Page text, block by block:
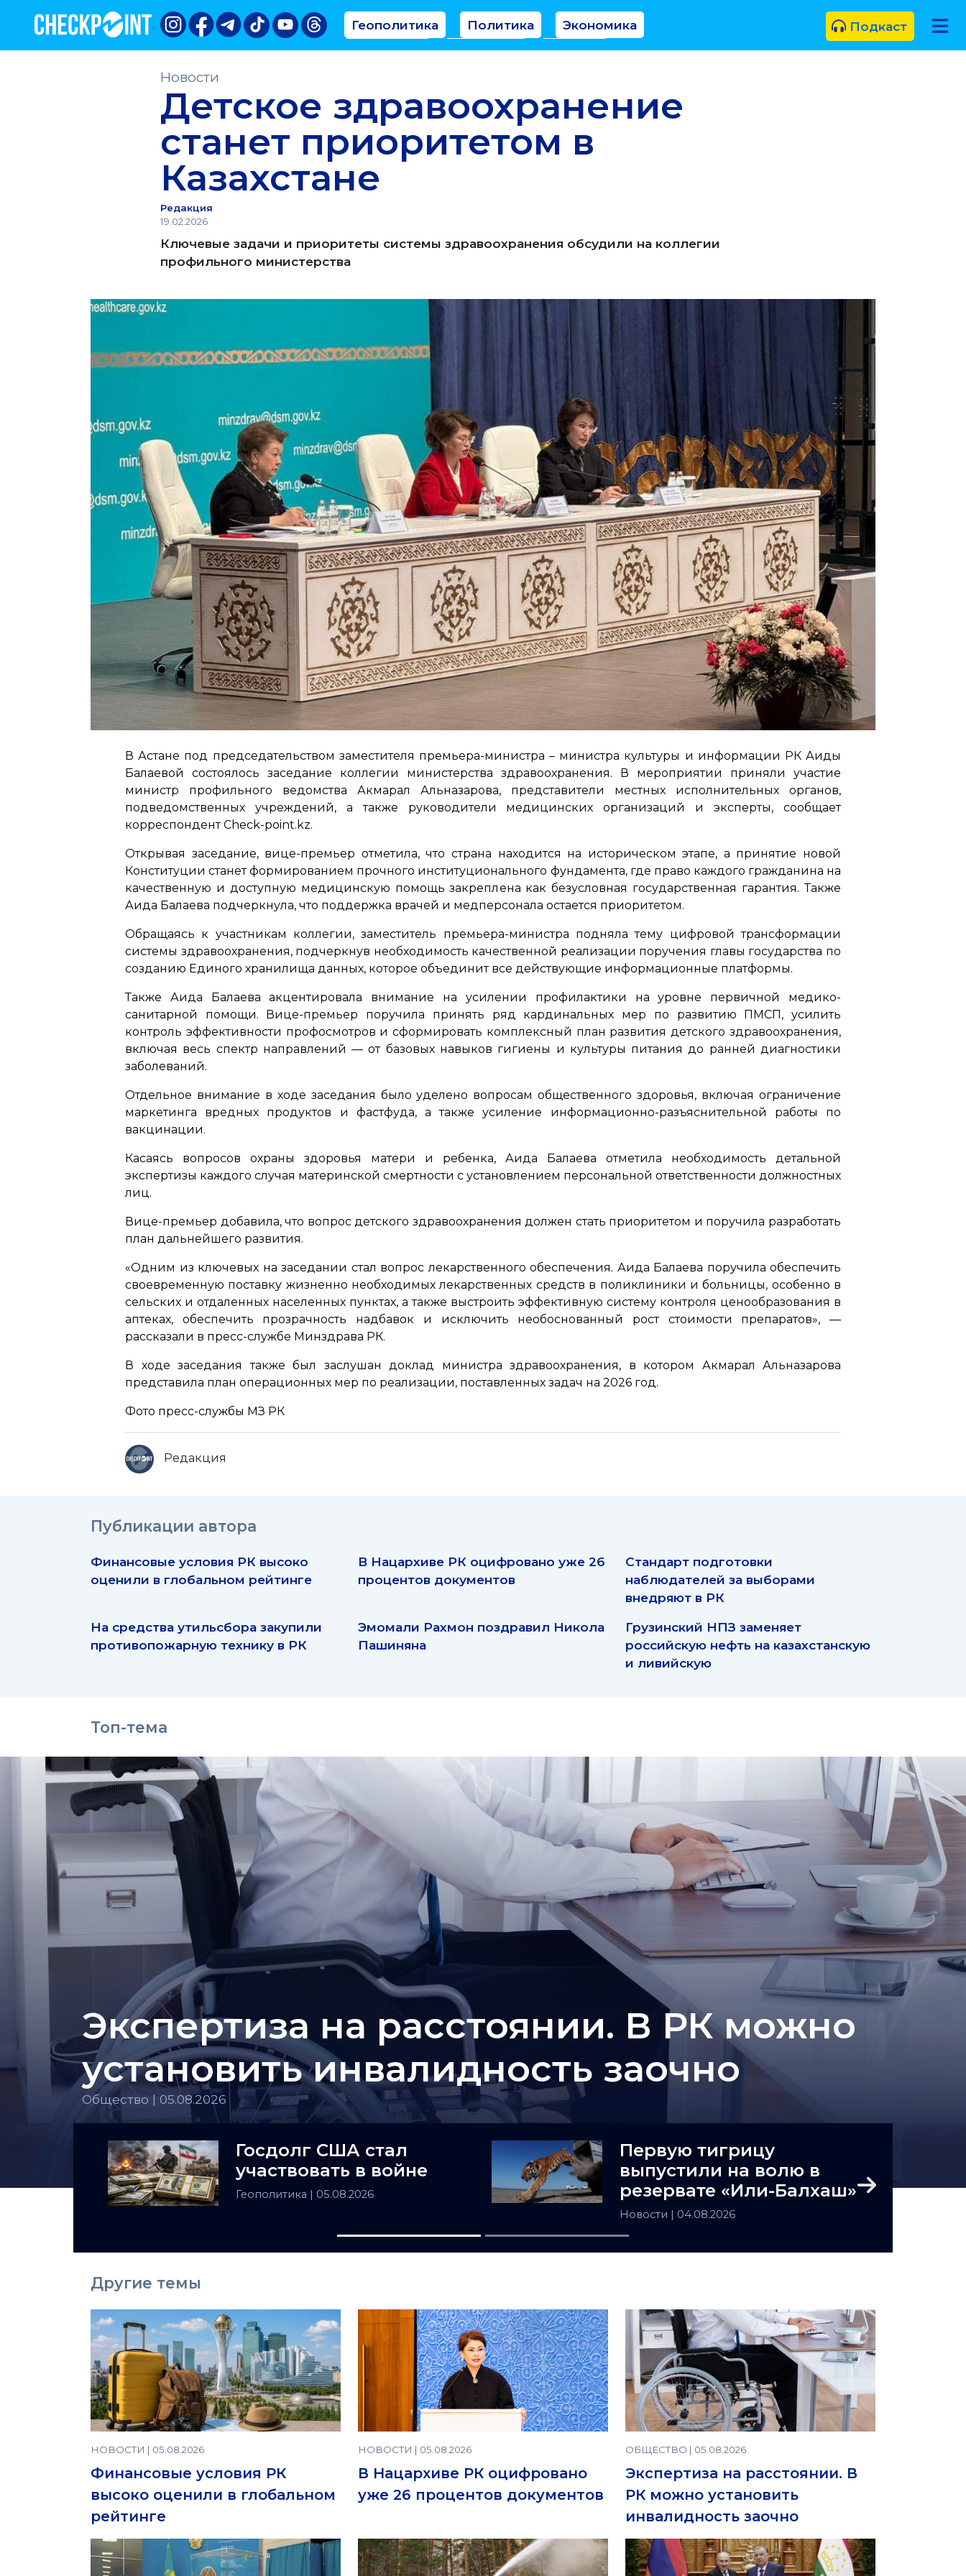
Геополитика Политика
Экономика
Аналитика
Интервью Мнение
Подкаст
Новости
Детское здравоохранение
станет приоритетом в
Казахстане
Редакция
19.02.2026
Ключевые задачи и приоритеты системы здравоохранения обсудили на коллегии
профильного министерства
В Астане под председательством заместителя премьера-министра – министра культуры и информации РК Аиды
Балаевой состоялось заседание коллегии министерства здравоохранения. В мероприятии приняли участие
министр профильного ведомства Акмарал Альназарова, представители местных исполнительных органов,
подведомственных учреждений, а также руководители медицинских организаций и эксперты, сообщает
корреспондент Check-point.kz.
Открывая заседание, вице-премьер отметила, что страна находится на историческом этапе, а принятие новой
Конституции станет формированием прочного институционального фундамента, где право каждого гражданина на
качественную и доступную медицинскую помощь закреплена как безусловная государственная гарантия. Также
Аида Балаева подчеркнула, что поддержка врачей и медперсонала остается приоритетом.
Обращаясь к участникам коллегии, заместитель премьера-министра подняла тему цифровой трансформации
системы здравоохранения, подчеркнув необходимость качественной реализации поручения главы государства по
созданию Единого хранилища данных, которое объединит все действующие информационные платформы.
Также Аида Балаева акцентировала внимание на усилении профилактики на уровне первичной медико-
санитарной помощи. Вице-премьер поручила принять ряд кардинальных мер по развитию ПМСП, усилить
контроль эффективности профосмотров и сформировать комплексный план развития детского здравоохранения,
включая весь спектр направлений — от базовых навыков гигиены и культуры питания до ранней диагностики
заболеваний.
Отдельное внимание в ходе заседания было уделено вопросам общественного здоровья, включая ограничение
маркетинга вредных продуктов и фастфуда, а также усиление информационно-разъяснительной работы по
вакцинации.
Касаясь вопросов охраны здоровья матери и ребенка, Аида Балаева отметила необходимость детальной
экспертизы каждого случая материнской смертности с установлением персональной ответственности должностных
лиц.
Вице-премьер добавила, что вопрос детского здравоохранения должен стать приоритетом и поручила разработать
план дальнейшего развития.
«Одним из ключевых на заседании стал вопрос лекарственного обеспечения. Аида Балаева поручила обеспечить
своевременную поставку жизненно необходимых лекарственных средств в поликлиники и больницы, особенно в
сельских и отдаленных населенных пунктах, а также выстроить эффективную систему контроля ценообразования в
аптеках, обеспечить прозрачность надбавок и исключить необоснованный рост стоимости препаратов», —
рассказали в пресс-службе Минздрава РК.
В ходе заседания также был заслушан доклад министра здравоохранения, в котором Акмарал Альназарова
представила план операционных мер по реализации, поставленных задач на 2026 год.
Фото пресс-службы МЗ РК
Редакция
Публикации автора
Финансовые условия РК высоко
оценили в глобальном рейтинге
В Нацархиве РК оцифровано уже 26
процентов документов
Стандарт подготовки
наблюдателей за выборами
внедряют в РК
На средства утильсбора закупили
противопожарную технику в РК
Эмомали Рахмон поздравил Никола
Пашиняна
Грузинский НПЗ заменяет
российскую нефть на казахстанскую
и ливийскую
Топ-тема
Экспертиза на расстоянии. В РК можно
установить инвалидность заочно
Общество | 05.08.2026
Госдолг США стал
участвовать в войне
Геополитика | 05.08.2026
Первую тигрицу
выпустили на волю в
резервате «Или-Балхаш»
Новости | 04.08.2026
Next
Другие темы
НОВОСТИ | 05.08.2026
Финансовые условия РК
высоко оценили в глобальном
рейтинге
НОВОСТИ | 05.08.2026
В Нацархиве РК оцифровано
уже 26 процентов документов
ОБЩЕСТВО | 05.08.2026
Экспертиза на расстоянии. В
РК можно установить
инвалидность заочно